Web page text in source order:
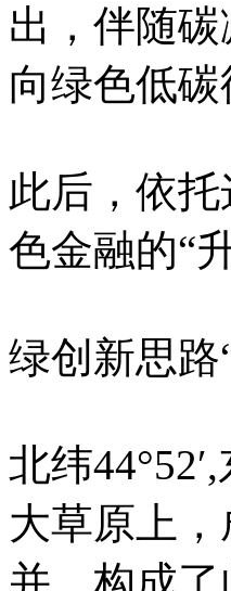
出，伴随
向绿色低碳
此后，依
色金融的“
绿创新思路
北纬
大草原上
并，构成